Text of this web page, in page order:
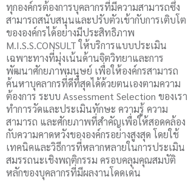
ทุกองค์กรต้องการบุคลากรที่มีความสามารถซึ่ง
สามารถสนับสนุนและปรับตัวเข้ากับการเติบโต
ขององค์กรได้อย่างมีประสิทธิภาพ
M.I.S.S.CONSULT ให้บริการแบบประเมิน
เฉพาะทางที่มุ่งเน้นด้านจิตวิทยาและการ
พัฒนาศักยภาพมนุษย์ เพื่อให้องค์กรสามารถ
ค้นหาบุคลากรที่ดีที่สุดได้ด้วยตนเองตามความ
ต้องการ ระบบ Assessment Selection ของเรา
ทำการวัดและประเมินทักษะ ความรู้ ความ
สามารถ และศักยภาพที่สำคัญเพื่อให้สอดคล้อง
กับความคาดหวังขององค์กรอย่างสูงสุด โดยใช้
เทคนิคและวิธีการที่หลากหลายในการประเมิน
สมรรถนะเชิงพฤติกรรม ครอบคลุมคุณสมบัติ
หลักของบุคลากรที่มีผลงานโดดเด่น